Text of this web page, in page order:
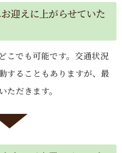
迎えに上がらせていた
こでも可能です。交通状況
することもありますが、最
だきます。